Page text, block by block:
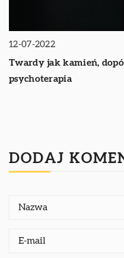
12-07-2022
Twardy jak kamień,
psychoterapia
DODAJ